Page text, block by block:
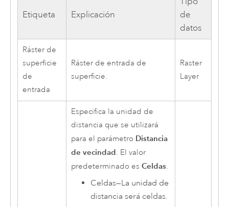
Etiqueta Explicación
de
datos
Ráster de
superficie
de
entrada
Ráster de entrada de
superficie.
Raster
Layer
Especifica la unidad de
distancia que se utilizará
para el parámetro Distancia
de vecindad. El valor
predeterminado es Celdas.
Celdas—La unidad de
distancia será celdas.